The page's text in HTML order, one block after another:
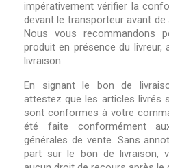
impérativement vérifier la
devant le transporteur avant de
Nous vous recommandons
produit en présence du livreur,
livraison.
En signant le bon de
attestez que les articles livrés
sont conformes à votre
été faite conformément
générales de vente. Sans
part sur le bon de livraison,